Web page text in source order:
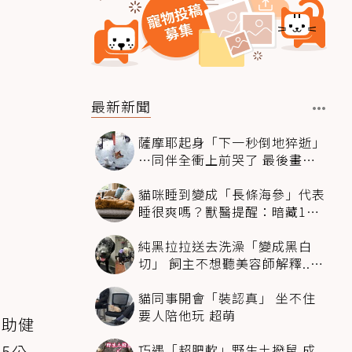
健
最新新聞
薩摩耶起身「下一秒倒地猝逝」
…同伴全衝上前哭了 最後畫面
貓咪睡到變成「長條海參」代表
睡很爽嗎？獸醫提醒：暗藏1種
純黑拉拉送去洗澡「變成黑白
切」 飼主不想聽美容師解釋..衝
貓同事開會「裝認真」 坐不住
要人陪他玩 超萌